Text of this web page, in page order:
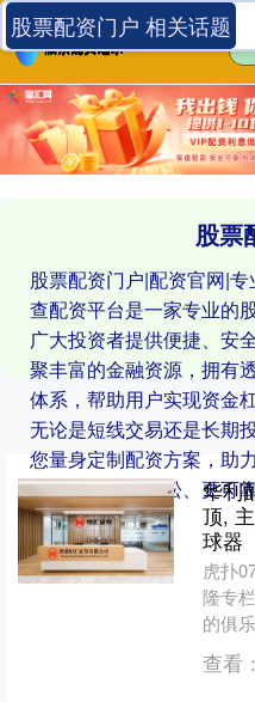
股票
股票配资门户|配资官网|
查配资平台是一家专业的
广大投资者提供便捷、安
聚丰富的金融资源，拥有
体系，帮助用户实现资金
无论是短线交易还是长期
您量身定制配资方案，助
查，让投资更轻松、更可
股票配资门户 相关话题
华利
顶,
球器
虎扑
隆专
的俱
别是
（
查看：